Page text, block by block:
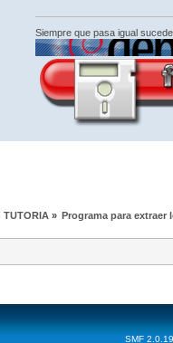
Siempre que pasa igual
TUTORIA» Programa para
SMF 2.0.19